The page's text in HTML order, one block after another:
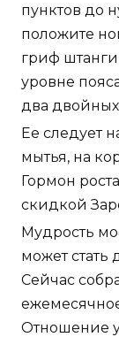
пунктов до
положите
гриф штанги
уровне
два
Ее следует
мытья, на
Гормон
скидкой
Мудрость
может стать
Сейчас
Отношение